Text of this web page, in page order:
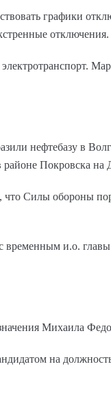
графики
отключения.
нефтебазу в
Покровска
Силы обороны
временным и.о.
Михаила
на